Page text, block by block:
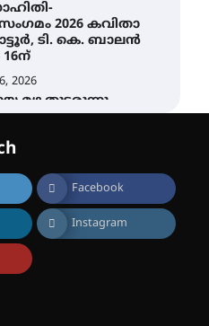
2026 കവിതാ
ടി. കെ. ബാലൻ
2026
മഴ തുടരുന്നു –
എല്ലാ
2026
ഡോക്ടറേറ്റ്
ആര്യ
Facebook
Instagram